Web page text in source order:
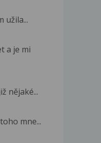
užila...
a je mi
nějaké...
mne...